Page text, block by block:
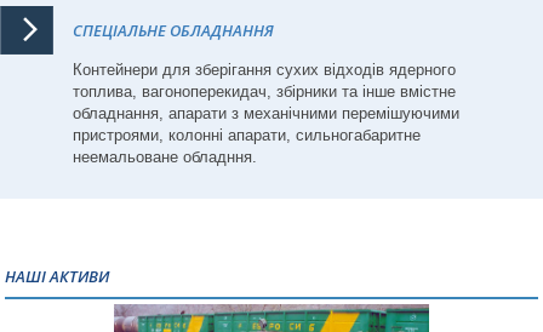
СПЕЦІАЛЬНЕ ОБЛАДНАННЯ
Контейнери для зберігання сухих відходів ядерного
топлива, вагоноперекидач, збірники та інше вмістне
обладнання, апарати з механічними перемішуючими
пристроями, колонні апарати, сильногабаритне
неемальоване обладння.
НАШІ АКТИВИ